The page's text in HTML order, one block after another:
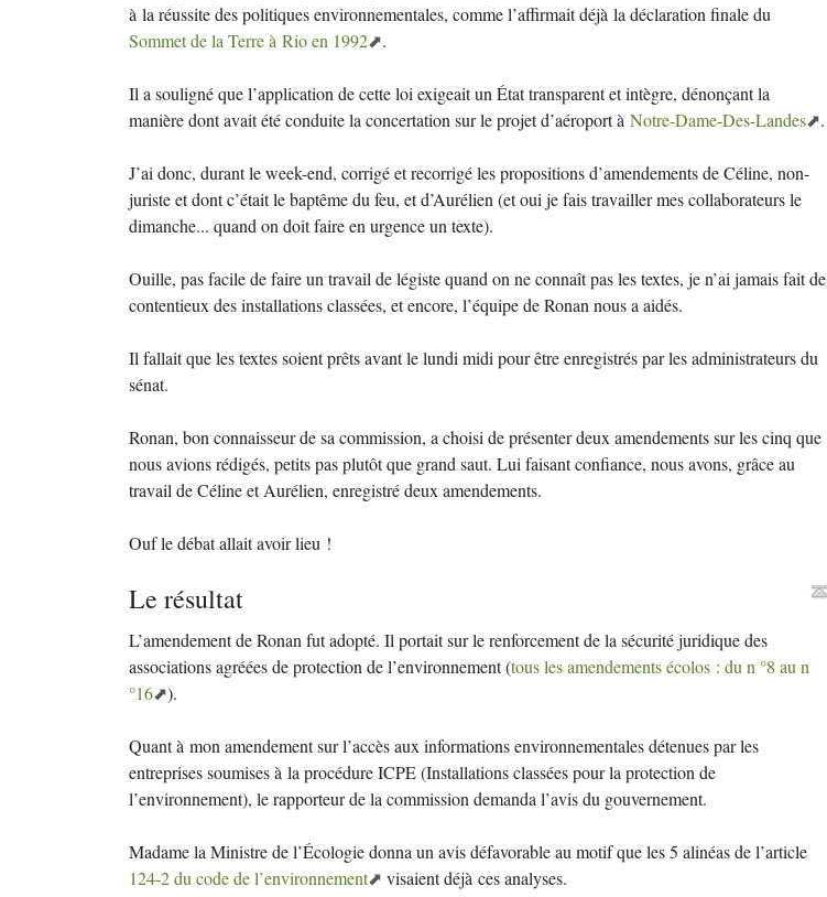
à la réussite des politiques environnementales, comme l’affirmait déjà la déclaration finale du
Sommet de la Terre à Rio en 1992
.
Il a souligné que l’application de cette loi exigeait un État transparent et intègre, dénonçant la
manière dont avait été conduite la concertation sur le projet d’aéroport à Notre-Dame-Des-Landes .
J’ai donc, durant le week-end, corrigé et recorrigé les propositions d’amendements de Céline, non-
juriste et dont c’était le baptême du feu, et d’Aurélien (et oui je fais travailler mes collaborateurs le
dimanche... quand on doit faire en urgence un texte).
Ouille, pas facile de faire un travail de légiste quand on ne connaît pas les textes, je n’ai jamais fait de
contentieux des installations classées, et encore, l’équipe de Ronan nous a aidés.
Il fallait que les textes soient prêts avant le lundi midi pour être enregistrés par les administrateurs du
sénat.
Ronan, bon connaisseur de sa commission, a choisi de présenter deux amendements sur les cinq que
nous avions rédigés, petits pas plutôt que grand saut. Lui faisant confiance, nous avons, grâce au
travail de Céline et Aurélien, enregistré deux amendements.
Ouf le débat allait avoir lieu !
Le résultat
L’amendement de Ronan fut adopté. Il portait sur le renforcement de la sécurité juridique des
associations agréées de protection de l’environnement (tous les amendements écolos : du n °8 au n
°16
).
Quant à mon amendement sur l’accès aux informations environnementales détenues par les
entreprises soumises à la procédureICPE(Installations classées pour la protection de
l’environnement), le rapporteur de la commission demanda l’avis du gouvernement.
Madame la Ministre de l’Écologie donna un avis défavorable au motif que les 5 alinéas de l’article
124-2 du code de l’environnement
visaient déjà ces analyses.